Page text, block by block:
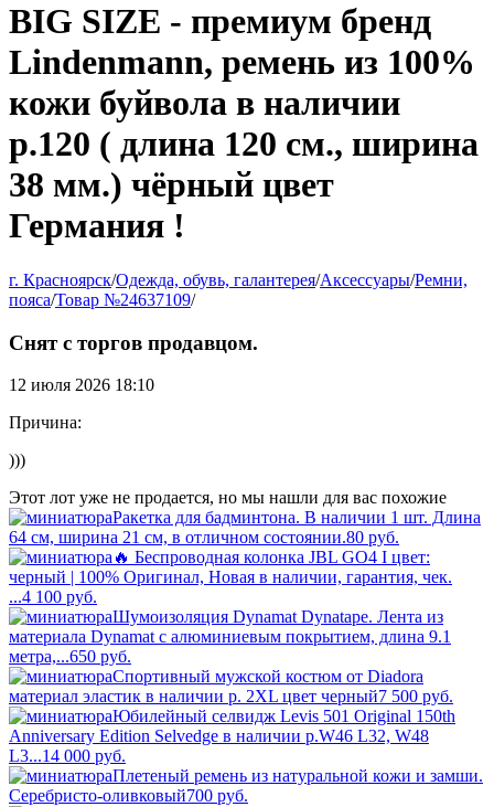
BIG SIZE - премиум бренд
Lindenmann, ремень из 100%
кожи буйвола в наличии
р.120 ( длина 120 см., ширина
38 мм.) чёрный цвет
Германия !
г. Красноярск/Одежда, обувь, галантерея/Аксессуары/Ремни,
пояса/Товар №24637109/
Снят с торгов продавцом.
12 июля 2026 18:10
Причина:
)))
Этот лот уже не продается, но мы нашли для вас похожие
Ракетка для бадминтона. В наличии 1 шт. Длина
64 см, ширина 21 см, в отличном состоянии.80 руб.
🔥 Беспроводная колонка JBL GO4 I цвет:
черный | 100% Оригинал, Новая в наличии, гарантия, чек.
...4 100 руб.
Шумоизоляция Dynamat Dynatape. Лента из
материала Dynamat с алюминиевым покрытием, длина 9.1
метра,...650 руб.
Спортивный мужской костюм от Diadora
материал эластик в наличии р. 2XL цвет черный7 500 руб.
Юбилейный селвидж Levis 501 Original 150th
Anniversary Edition Selvedge в наличии р.W46 L32, W48
L3...14 000 руб.
Плетеный ремень из натуральной кожи и замши.
Серебристо-оливковый700 руб.